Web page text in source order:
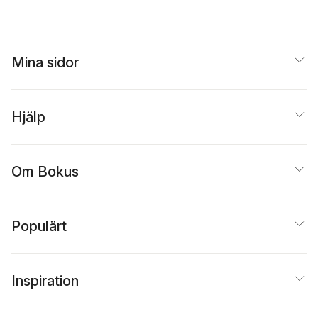
Mina sidor
Hjälp
Om Bokus
Populärt
Inspiration